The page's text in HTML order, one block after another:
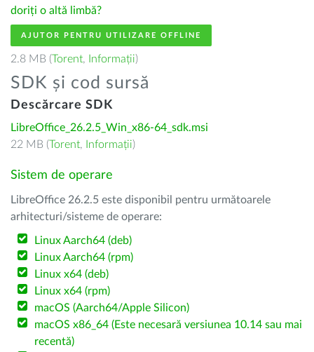
doriți o altă limbă?
AJUTOR PENTRU UTILIZARE OFFLINE
2.8 MB (Torent, Informații)
SDK și cod sursă
Descărcare SDK
LibreOffice_26.2.5_Win_x86-64_sdk.msi
22 MB (Torent, Informații)
Sistem de operare
LibreOffice 26.2.5 este disponibil pentru următoarele
arhitecturi/sisteme de operare:
Linux Aarch64 (deb)
Linux Aarch64 (rpm)
Linux x64 (deb)
Linux x64 (rpm)
macOS (Aarch64/Apple Silicon)
macOS x86_64 (Este necesară versiunea 10.14 sau mai
recentă)